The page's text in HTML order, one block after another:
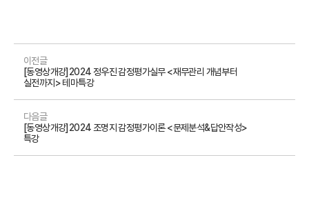
이전글
[동영상개강]2024 정우진 감정평가실무 <재무관리 개념부터
실전까지> 테마특강
다음글
[동영상개강]2024 조명지 감정평가이론 <문제분석&답안작성>
특강